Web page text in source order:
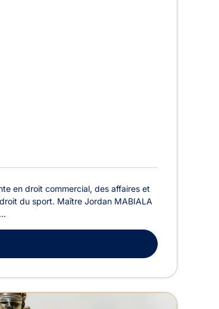
en droit commercial, des affaires et
du sport. Maître Jordan MABIALA